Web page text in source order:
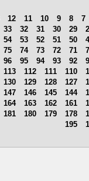
7
8
9
10
11
12
29
30
31
32
33
50
51
52
53
54
71
72
73
74
75
92
93
94
95
96
110
111
112
113
127
128
129
130
144
145
146
147
161
162
163
164
178
179
180
181
195